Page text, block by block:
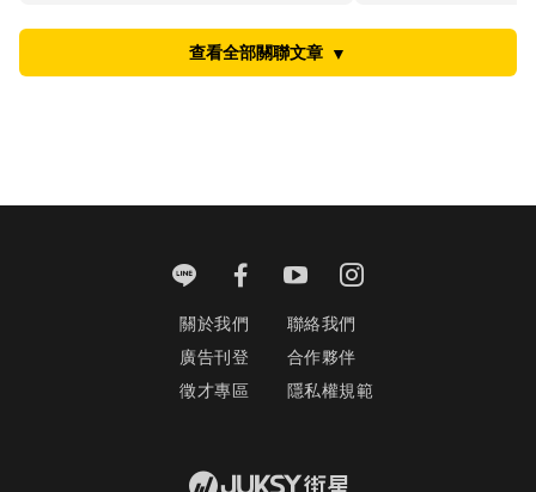
查看全部關聯文章 ▼
關於我們
聯絡我們
廣告刊登
合作夥伴
徵才專區
隱私權規範